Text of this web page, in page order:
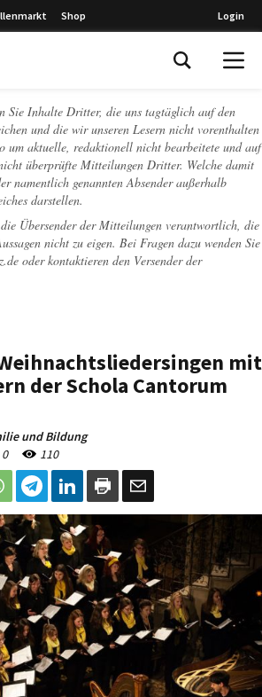
Shop Login
Sie Inhalte Dritter, die uns tagtäglich auf den
und die wir unseren Lesern nicht vorenthalten
um aktuelle, redaktionell nicht bearbeitete und auf
überprüfte Mitteilungen Dritter. Welche damit
namentlich genannten Absender außerhalb
darstellen.
Übersender der Mitteilungen verantwortlich, die
nicht zu eigen. Bei Fragen dazu wenden Sie
oder kontaktieren den Versender der
mit
der Schola Cantorum
und Bildung
0 110